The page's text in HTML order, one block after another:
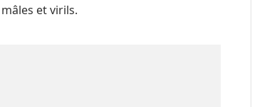
et virils.